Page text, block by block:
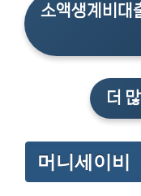
소액생계비대
더
머니세이비